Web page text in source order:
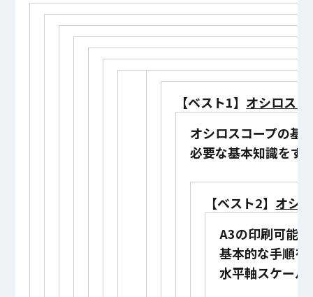
【ベスト1】 オシロス
オシロスコープの基
必要な基本知識をす
【ベスト2】 オシ
A3の印刷可能
基本的な手順を
水平軸スケール